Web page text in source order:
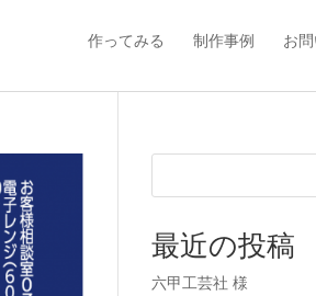
作ってみる 制作事例 お
最近の投稿
六甲工芸社 様